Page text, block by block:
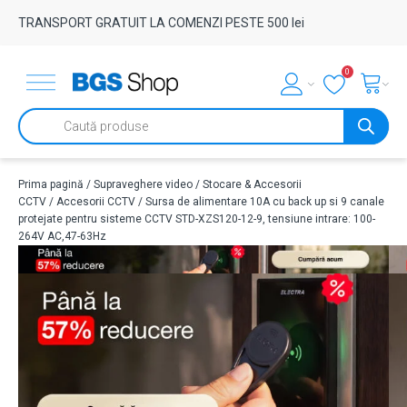
TRANSPORT GRATUIT LA COMENZI PESTE 500 lei
0
Products
search
Prima pagină / Supraveghere video / Stocare & Accesorii
CCTV / Accesorii CCTV / Sursa de alimentare 10A cu back up si 9 canale
protejate pentru sisteme CCTV STD-XZS120-12-9, tensiune intrare: 100-
264V AC,47-63Hz